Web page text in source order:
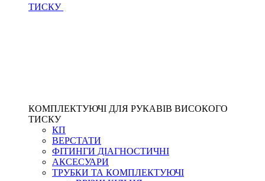
ТИСКУ
КОМПЛЕКТУЮЧІ ДЛЯ РУКАВІВ ВИСОКОГО
ТИСКУ
КП
ВЕРСТАТИ
ФІТИНГИ ДІАГНОСТИЧНІ
АКСЕСУАРИ
ТРУБКИ ТА КОМПЛЕКТУЮЧІ